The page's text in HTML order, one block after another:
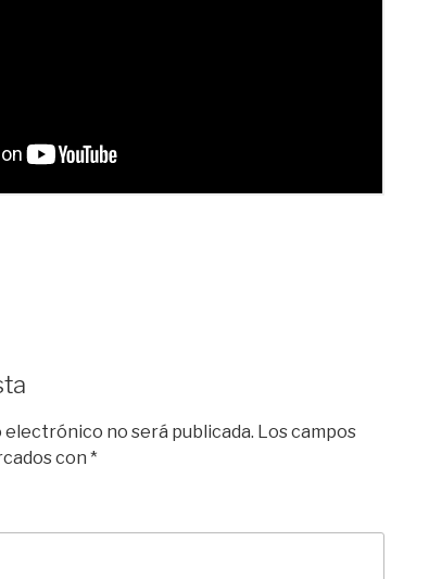
no será publicada. Los campos
con *